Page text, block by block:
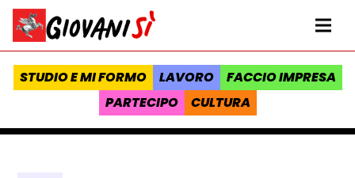
Vai al contenuto
Homepage Giovanisì - Progetto della Regione Toscana
STUDIO E MI FORMO LAVORO
FACCIO IMPRESA
PARTECIPO
CULTURA